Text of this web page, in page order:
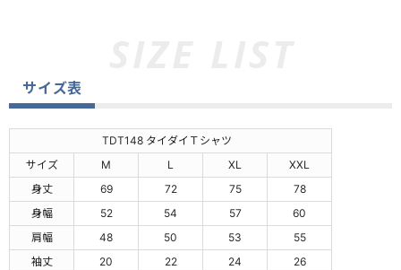
サイズ表
TDT148 タイダイＴシャツ
サイズ
M L XL
XXL
身丈
69 72 75
78
身幅
52 54 57
60
肩幅
48 50 53
55
袖丈
20 22 24 26